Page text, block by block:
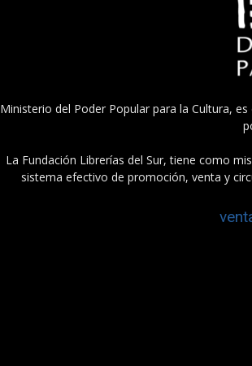
Ministerio del Poder Popular para la Cultura,
La Fundación Librerías del Sur, tiene como
sistema efectivo de promoción, venta y